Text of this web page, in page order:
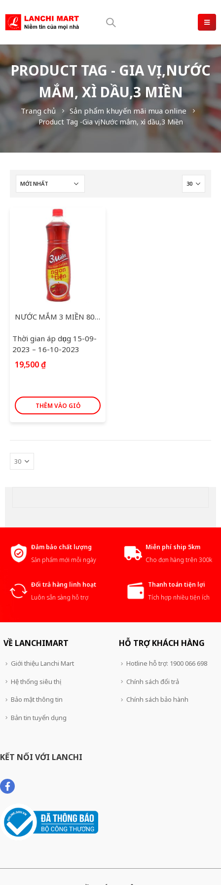
PRODUCT TAG - GIA VỊ,NƯỚC
MẮM, XÌ DẦU,3 MIỀN
Trang chủ Sản phẩm khuyến mãi mua online
Product Tag -Gia vị,Nước mắm, xì dầu,3 Miền
NƯỚC MẮM 3 MIỀN 800ML
Thời gian áp dụng 15-09-
2023 – 16-10-2023
19,500₫
THÊM VÀO GIỎ
Đảm bảo chất lượng
Sản phẩm mới mỗi ngày
Miễn phí ship 5km
Cho đơn hàng trên 300k
Đổi trả hàng linh hoạt
Luôn sẵn sàng hỗ trợ
Thanh toán tiện lợi
Tích hợp nhiều tiện ích
VỀ LANCHIMART
Giới thiệu Lanchi Mart
Hệ thống siêu thị
Bảo mật thông tin
Bản tin tuyển dụng
HỖ TRỢ KHÁCH HÀNG
Hotline hỗ trợ: 1900 066 698
Chính sách đổi trả
Chính sách bảo hành
KẾT NỐI VỚI LANCHI